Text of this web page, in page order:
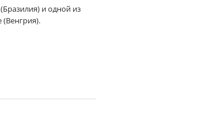
и одной из
(Венгрия).